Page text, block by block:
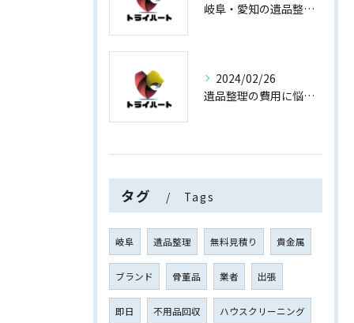
岐阜・愛知の遺品整理と買取専門店【査定士が高額買取】
2024/02/26
遺品整理の費用に悩まない！買取専門店運営の遺品整理
タグ Tags
岐阜 遺品整理 無料見積り 貴金属
ブランド 骨董品 業者 出張
即日 不用品回収 ハウスクリーニング